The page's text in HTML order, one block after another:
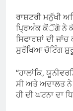
ਰਾਸ਼ਟਰੀ ਮਨੁੱਖੀ
ਪ੍ਰਿਅੰਕ ਕੋਂੋਂਗੋ ਨੇ
ਸਿਫਾਰਸ਼ਾਂ ਦੀ
ਸੁਰੱਖਿਆ ਚੋਟਿੰਗ
“ਹਾਲਾਂਕਿ,
ਸੀ ਅਤੇ ਅਦਾਲਤ ਨੇ
ਹੀ ਦੀ ਘਟਨਾ ਦਾ